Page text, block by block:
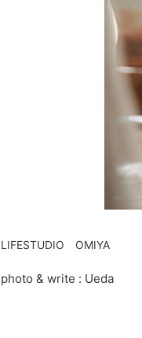
LIFESTUDIO OMIYA
photo & write : Ueda